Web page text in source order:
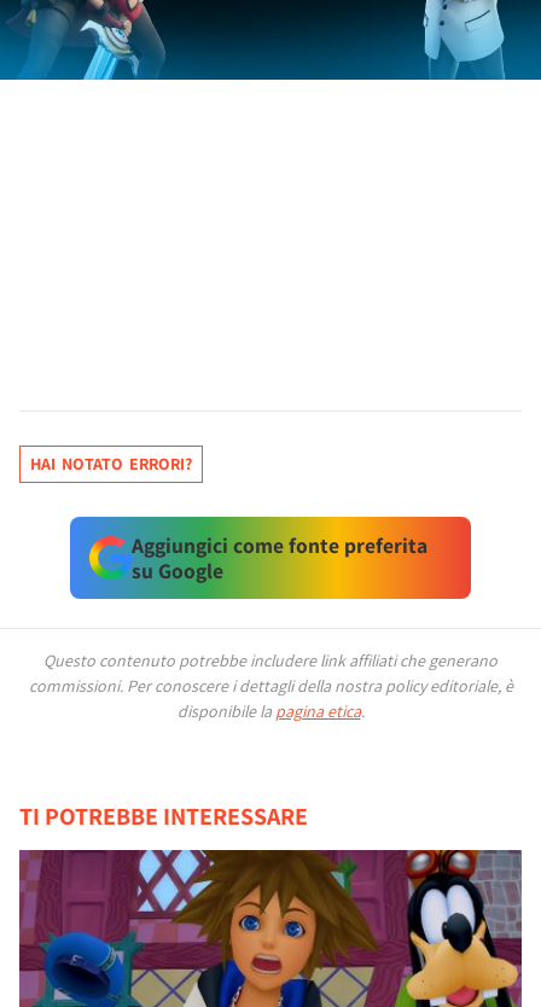
HAI NOTATO ERRORI?
Aggiungici come fonte preferita
su Google
Questo contenuto potrebbe includere link affiliati che generano
commissioni. Per conoscere i dettagli della nostra policy editoriale, è
disponibile la pagina etica.
TI POTREBBE INTERESSARE